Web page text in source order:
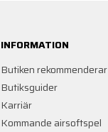
INFORMATION
Butiken rekommenderar
Butiksguider
Karriär
Kommande airsoftspel